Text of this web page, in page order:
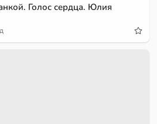
Голос сердца. Юлия